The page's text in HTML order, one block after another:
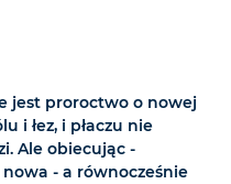
jest proroctwo o nowej
i łez, i płaczu nie
Ale obiecując -
- a równocześnie